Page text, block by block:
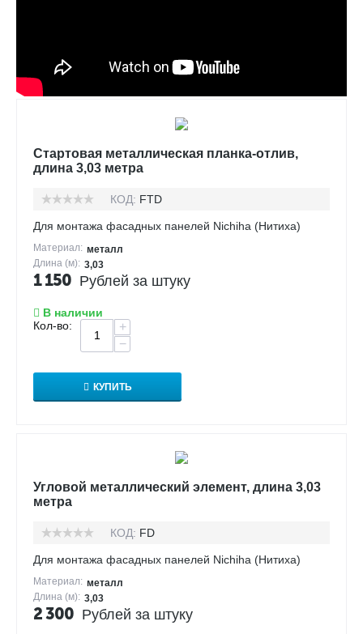
Стартовая металлическая планка-отлив,
длина 3,03 метра
КОД: FTD
Для монтажа фасадных панелей Nichiha (Нитиха)
Материал: металл
Длина (м): 3,03
1 150 Рублей за штуку
В наличии
Кол-во:
+
−
КУПИТЬ
Угловой металлический элемент, длина 3,03
метра
КОД: FD
Для монтажа фасадных панелей Nichiha (Нитиха)
Материал: металл
Длина (м): 3,03
2 300 Рублей за штуку